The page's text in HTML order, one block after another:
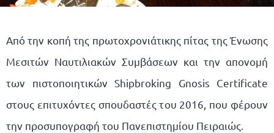
Από την κοπή της πρωτοχρονιάτικης πίτας της Ένωσης
Μεσιτών Ναυτιλιακών Συμβάσεων και την απονομή
των πιστοποιητικών Shipbroking Gnosis Certificate
στους επιτυχόντες σπουδαστές του 2016, που φέρουν
την προσυπογραφή του Πανεπιστημίου Πειραιώς.